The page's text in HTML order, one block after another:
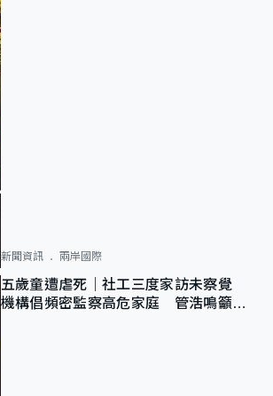
新聞資訊 兩岸國際
五歲童遭虐死｜社工三度家訪未察覺
機構倡頻密監察高危家庭 管浩鳴籲加